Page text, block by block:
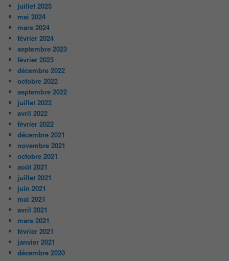
juillet 2025
mai 2024
mars 2024
février 2024
septembre 2023
février 2023
décembre 2022
octobre 2022
septembre 2022
juillet 2022
avril 2022
février 2022
décembre 2021
novembre 2021
octobre 2021
août 2021
juillet 2021
juin 2021
mai 2021
avril 2021
mars 2021
février 2021
janvier 2021
décembre 2020